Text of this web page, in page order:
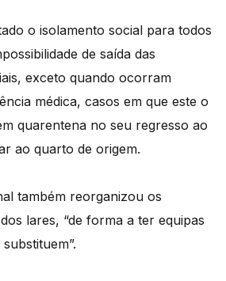
o isolamento social para todos
de saída das
exceto quando ocorram
médica, casos em que este o
quarentena no seu regresso ao
ao quarto de origem.
também reorganizou os
lares, “de forma a ter equipas